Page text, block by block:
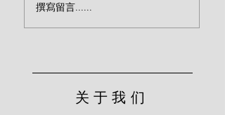
撰寫留言......
关于我们